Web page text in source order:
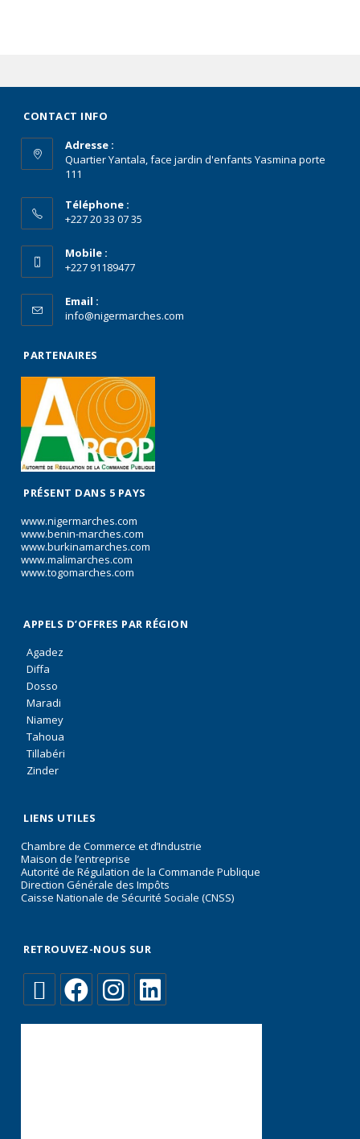
CONTACT INFO
Adresse :
Quartier Yantala, face jardin d'enfants Yasmina porte
111
Téléphone :
+227 20 33 07 35
Mobile :
+227 91189477
Email :
info@nigermarches.com
PARTENAIRES
PRÉSENT DANS 5 PAYS
www.nigermarches.com
www.benin-marches.com
www.burkinamarches.com
www.malimarches.com
www.togomarches.com
APPELS D’OFFRES PAR RÉGION
Agadez
Diffa
Dosso
Maradi
Niamey
Tahoua
Tillabéri
Zinder
LIENS UTILES
Chambre de Commerce et d’Industrie
Maison de l’entreprise
Autorité de Régulation de la Commande Publique
Direction Générale des Impôts
Caisse Nationale de Sécurité Sociale (CNSS)
RETROUVEZ-NOUS SUR